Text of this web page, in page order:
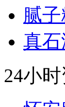
腻
真
24小